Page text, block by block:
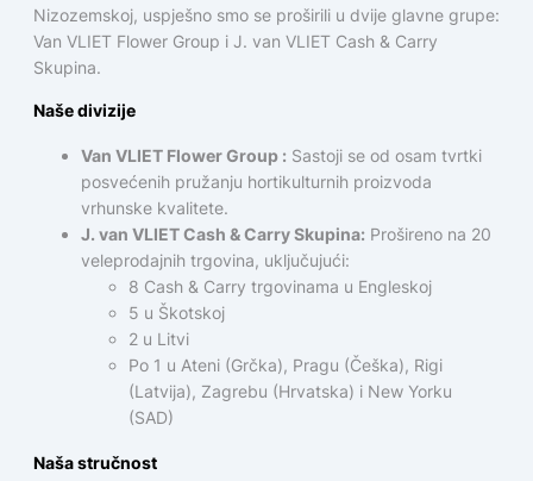
Nizozemskoj, uspješno smo se proširili u dvije glavne grupe:
Van VLIET Flower Group i J. van VLIET Cash & Carry
Skupina.
Naše divizije
Van VLIET Flower Group : Sastoji se od osam tvrtki
posvećenih pružanju hortikulturnih proizvoda
vrhunske kvalitete.
J. van VLIET Cash & Carry Skupina: Prošireno na 20
veleprodajnih trgovina, uključujući:
8 Cash & Carry trgovinama u Engleskoj
5 u Škotskoj
2 u Litvi
Po 1 u Ateni (Grčka), Pragu (Češka), Rigi
(Latvija), Zagrebu (Hrvatska) i New Yorku
(SAD)
Naša stručnost